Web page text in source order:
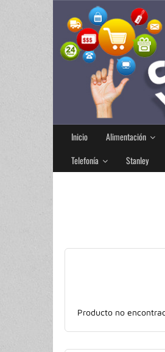
Inicio Alimentación
Telefonía
Stanley
Producto no